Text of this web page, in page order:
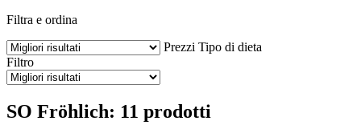
Filtra e ordina
Prezzi Tipo di dieta
Filtro
SO Fröhlich: 11 prodotti